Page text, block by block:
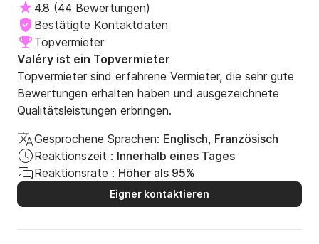
4.8 (44 Bewertungen)
Bestätigte Kontaktdaten
Topvermieter
Valéry ist ein Topvermieter
Topvermieter sind erfahrene Vermieter, die sehr gute
Bewertungen erhalten haben und ausgezeichnete
Qualitätsleistungen erbringen.
Gesprochene Sprachen: Englisch, Französisch
Reaktionszeit : Innerhalb eines Tages
Reaktionsrate : Höher als 95%
Eigner kontaktieren